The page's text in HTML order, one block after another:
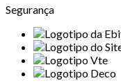
Segurança